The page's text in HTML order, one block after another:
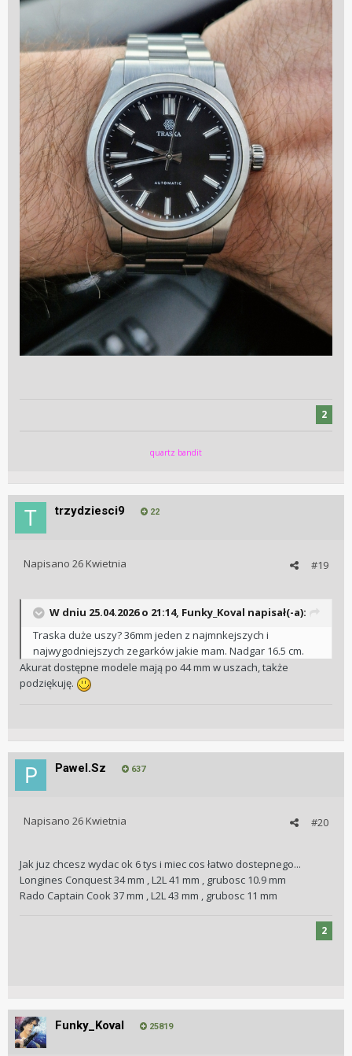
2
quartz bandit
trzydziesci9 22
#19
Napisano 26 Kwietnia
W dniu 25.04.2026 o 21:14, Funky_Koval napisał(-a):
Traska duże uszy? 36mm jeden z najmnkejszych i
najwygodniejszych zegarków jakie mam. Nadgar 16.5 cm.
Akurat dostępne modele mają po 44 mm w uszach, także
podziękuję.
Pawel.Sz 637
#20
Napisano 26 Kwietnia
Jak juz chcesz wydac ok 6 tys i miec cos łatwo dostepnego...
Longines Conquest 34 mm , L2L 41 mm , grubosc 10.9 mm
Rado Captain Cook 37 mm , L2L 43 mm , grubosc 11 mm
2
Funky_Koval 25819